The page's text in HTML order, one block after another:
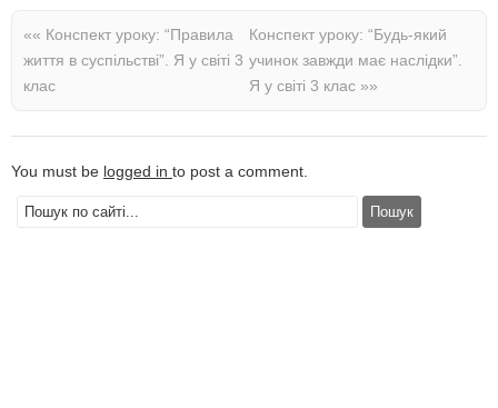
«« Конспект уроку: “Правила
життя в суспільстві”. Я у світі 3
клас
Конспект уроку: “Будь-який
учинок завжди має наслідки”.
Я у світі 3 клас »»
You must be logged in to post a comment.